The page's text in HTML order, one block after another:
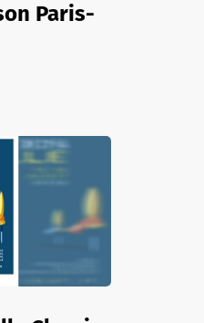
Paris-